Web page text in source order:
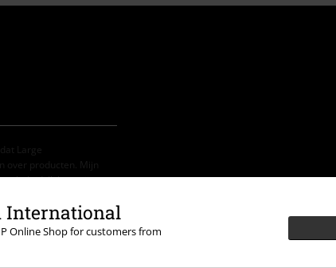
International
Online Shop for customers from
Large
over producten. Mijn
. Ik kan mijn